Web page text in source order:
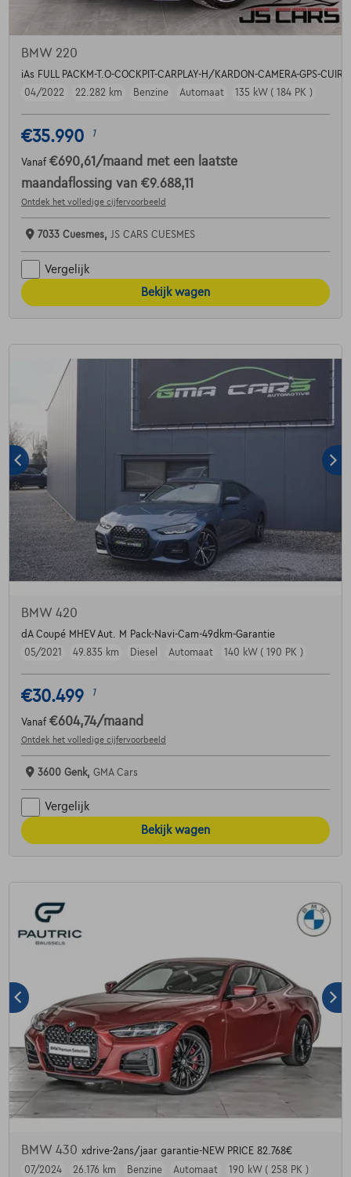
BMW 220
iAs FULL PACKM-T.O-COCKPIT-CARPLAY-H/KARDON-CAMERA-GPS-CUIR-
04/2022
22.282 km Benzine Automaat 135 kW ( 184 PK )
€35.990 1
Vanaf €690,61 /maand met een laatste
maandaflossing van €9.688,11
Ontdek het volledige cijfervoorbeeld
7033 Cuesmes, JS CARS CUESMES
Vergelijk
Bekijk wagen
BMW 420
dA Coupé MHEV Aut. M Pack-Navi-Cam-49dkm-Garantie
05/2021
49.835 km Diesel Automaat 140 kW ( 190 PK )
€30.499 1
Vanaf €604,74/maand
Ontdek het volledige cijfervoorbeeld
3600 Genk, GMA Cars
Vergelijk
Bekijk wagen
BMW 430 xdrive-2ans/jaar garantie-NEW PRICE 82.768€
07/2024
26.176 km Benzine Automaat 190 kW ( 258 PK )